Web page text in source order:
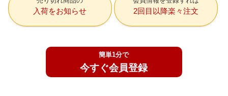
入荷をお知らせ 2回目以降楽々注文
簡単1分で
今すぐ会員登録